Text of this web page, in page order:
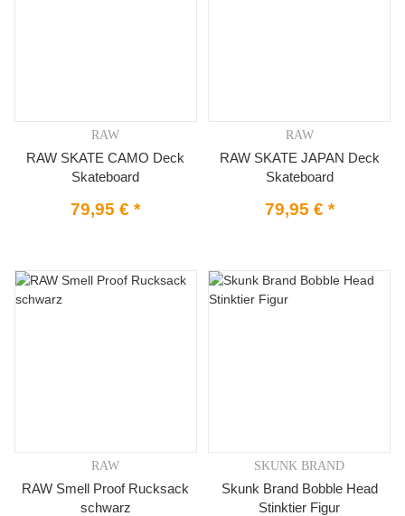
RAW
RAW SKATE CAMO Deck
Skateboard
79,95 €*
RAW
RAW SKATE JAPAN Deck
Skateboard
79,95 € *
RAW
RAW Smell Proof Rucksack
schwarz
SKUNK BRAND
Skunk Brand Bobble Head
Stinktier Figur